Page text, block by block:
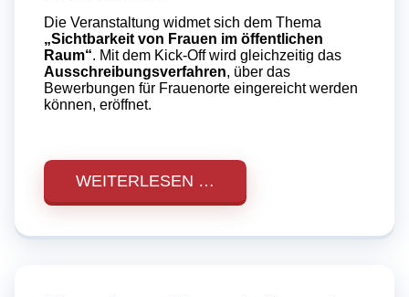
Die Veranstaltung widmet sich dem Thema
„Sichtbarkeit von Frauen im öffentlichen
Raum“. Mit dem Kick-Off wird gleichzeitig das
Ausschreibungsverfahren, über das
Bewerbungen für Frauenorte eingereicht werden
können, eröffnet.
WEITERLESEN …